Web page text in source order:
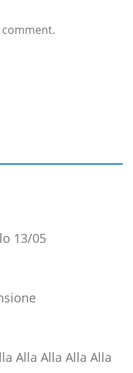
13/05
Alla Alla Alla Alla